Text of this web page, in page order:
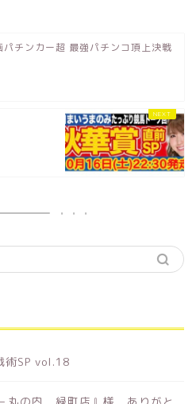
パチンカー超 最強パチンコ頂上決戦
術SP vol.18